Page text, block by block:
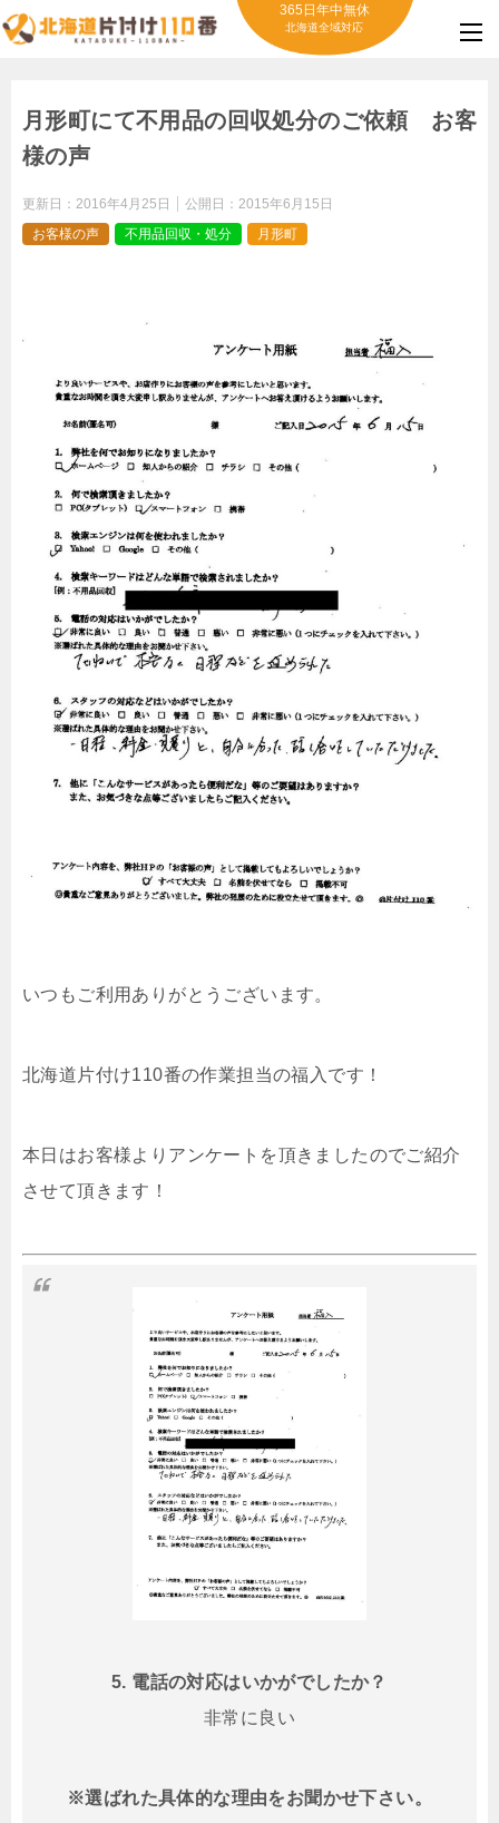
365日年中無休
北海道全域対応
月形町にて不用品の回収処分のご依頼 お客
様の声
更新日： 2016年4月25日 公開日： 2015年6月15日
お客様の声
不用品回収・処分 月形町
いつもご利用ありがとうございます。
北海道片付け110番の作業担当の福入です！
本日はお客様よりアンケートを頂きましたのでご紹介
させて頂きます！
5. 電話の対応はいかがでしたか？
非常に良い
※選ばれた具体的な理由をお聞かせ下さい。